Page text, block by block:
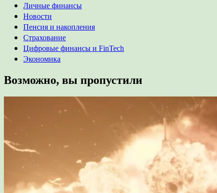
Личные финансы
Новости
Пенсия и накопления
Страхование
Цифровые финансы и FinTech
Экономика
Возможно, вы пропустили